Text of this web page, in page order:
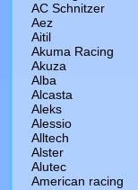
AC Schnitzer
Aez
Aitil
Akuma Racing
Akuza
Alba
Alcasta
Aleks
Alessio
Alltech
Alster
Alutec
American racing